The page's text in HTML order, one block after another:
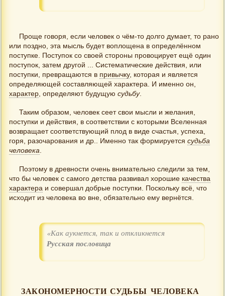
Проще говоря, если человек о чём-то долго думает, то рано
или поздно, эта мысль будет воплощена в определённом
поступке. Поступок со своей стороны провоцирует ещё один
поступок, затем другой ... Систематические действия, или
поступки, превращаются в привычку, которая и является
определяющей составляющей характера. И именно он,
характер, определяют будущую судьбу.
Таким образом, человек сеет свои мысли и желания,
поступки и действия, в соответствии с которыми Вселенная
возвращает соответствующий плод в виде счастья, успеха,
горя, разочарования и др.. Именно так формируется судьба
человека.
Поэтому в древности очень внимательно следили за тем,
что бы человек с самого детства развивал хорошие качества
характера и совершал добрые поступки. Поскольку всё, что
исходит из человека во вне, обязательно ему вернётся.
«Как аукнется, так и откликнется
Русская пословица
ЗАКОНОМЕРНОСТИ СУДЬБЫ ЧЕЛОВЕКА